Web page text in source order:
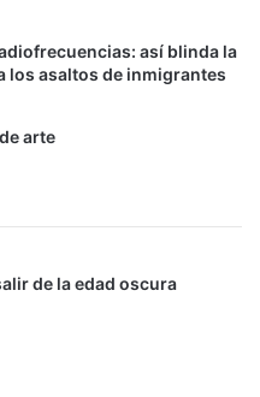
así blinda la
los asaltos de inmigrantes
arte
de la edad oscura